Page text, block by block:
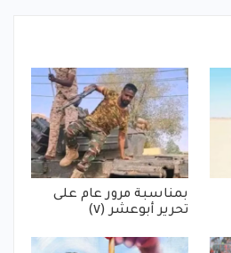
بمناسبة مرور عام على
تحرير أبوعشر (٧)